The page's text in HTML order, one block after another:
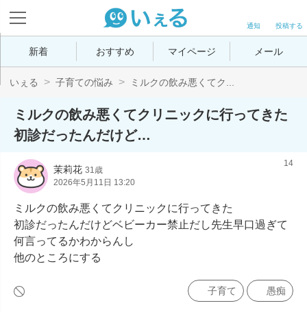
投稿する
通知
新着 おすすめ マイページ メール
いぇる 子育ての悩み ミルクの飲み悪くてク...
ミルクの飲み悪くてクリニックに行ってきた
初診だったんだけど…
茉莉花 31歳
2026年5月11日 13:20
14
ミルクの飲み悪くてクリニックに行ってきた
初診だったんだけどベビーカー禁止だし先生早口過ぎて
何言ってるかわからんし
他のところにする
子育て 愚痴